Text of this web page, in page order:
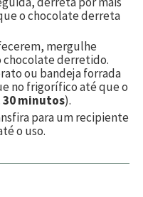
o chocolate derreta
mergulhe
chocolate derretido.
ou bandeja forrada
no frigorífico até que o
30 minutos).
para um recipiente
o uso.